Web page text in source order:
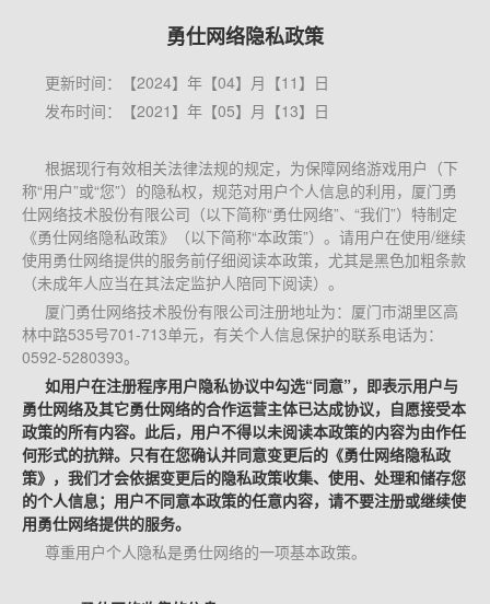
勇仕网络隐私政策
更新时间：【2024】年【04】月【11】日
发布时间：【2021】年【05】月【13】日
根据现行有效相关法律法规的规定，为保障网络游戏用户（下
称“用户”或“您”）的隐私权，规范对用户个人信息的利用，厦门勇
仕网络技术股份有限公司（以下简称“勇仕网络”、“我们”）特制定
《勇仕网络隐私政策》（以下简称“本政策”）。请用户在使用/继续
使用勇仕网络提供的服务前仔细阅读本政策，尤其是黑色加粗条款
（未成年人应当在其法定监护人陪同下阅读）。
厦门勇仕网络技术股份有限公司注册地址为：厦门市湖里区高
林中路535号701-713单元，有关个人信息保护的联系电话为：
0592-5280393。
如用户在注册程序用户隐私协议中勾选“同意”，即表示用户与
勇仕网络及其它勇仕网络的合作运营主体已达成协议，自愿接受本
政策的所有内容。此后，用户不得以未阅读本政策的内容为由作任
何形式的抗辩。只有在您确认并同意变更后的《勇仕网络隐私政
策》，我们才会依据变更后的隐私政策收集、使用、处理和储存您
的个人信息；用户不同意本政策的任意内容，请不要注册或继续使
用勇仕网络提供的服务。
尊重用户个人隐私是勇仕网络的一项基本政策。